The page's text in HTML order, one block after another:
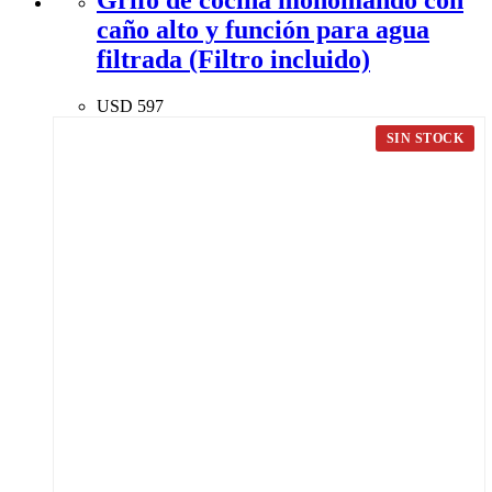
caño alto y función para agua
filtrada (Filtro incluido)
USD 597
SIN STOCK